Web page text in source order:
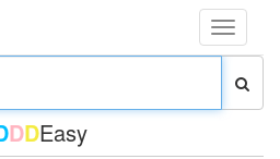
Toggle
DDEasy